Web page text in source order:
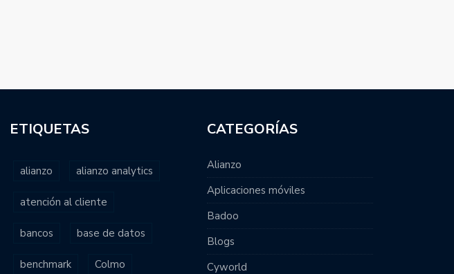
ETIQUETAS
alianzo alianzo analytics
atención al cliente
bancos base de datos
benchmark Colmo
CATEGORÍAS
Alianzo
Aplicaciones móviles
Badoo
Blogs
Cyworld